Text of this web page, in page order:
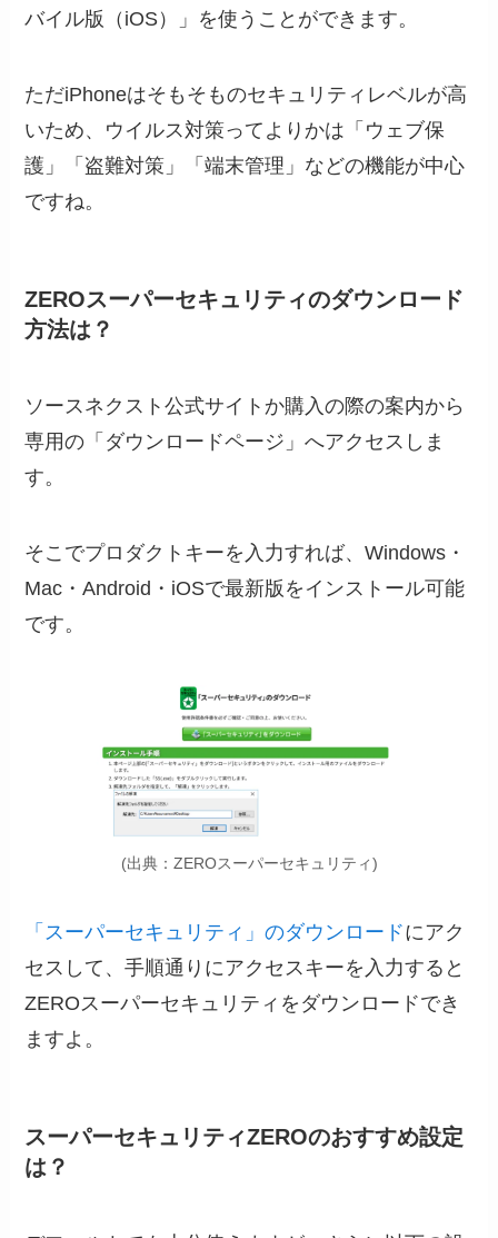
バイル版（iOS）」を使うことができます。
ただiPhoneはそもそものセキュリティレベルが高
いため、ウイルス対策ってよりかは「ウェブ保
護」「盗難対策」「端末管理」などの機能が中心
ですね。
ZEROスーパーセキュリティのダウンロード
方法は？
ソースネクスト公式サイトか購入の際の案内から
専用の「ダウンロードページ」へアクセスしま
す。
そこでプロダクトキーを入力すれば、Windows・
Mac・Android・iOSで最新版をインストール可能
です。
(出典：ZEROスーパーセキュリティ)
「スーパーセキュリティ」のダウンロードにアク
セスして、手順通りにアクセスキーを入力すると
ZEROスーパーセキュリティをダウンロードでき
ますよ。
スーパーセキュリティZEROのおすすめ設定
は？